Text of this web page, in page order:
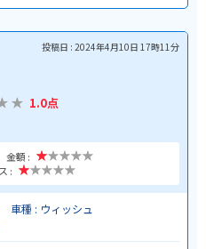
投稿日 : 2024年4月10日 17時11分
1.0点
金額 :
:
車種 : ウィッシュ